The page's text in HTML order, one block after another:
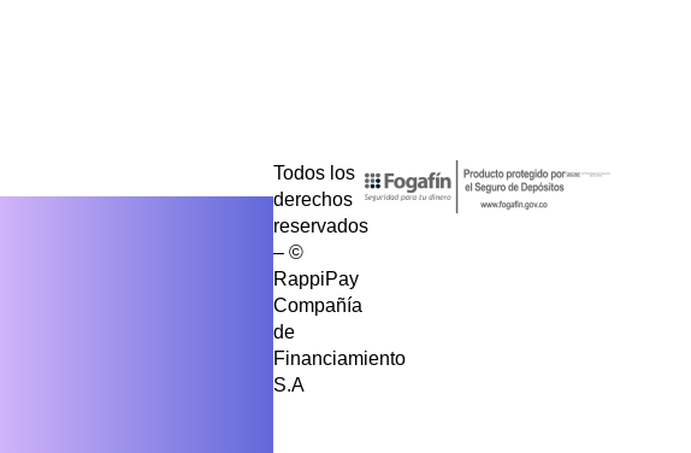
Todos los
derechos
reservados
– ©
RappiPay
Compañía
de
Financiamiento
S.A